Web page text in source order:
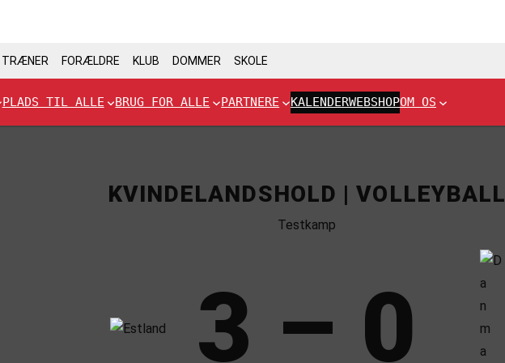
TRÆNER FORÆLDRE KLUB DOMMER SKOLE
PLADS TIL ALLE BRUG FOR ALLE PARTNERE KALENDERWEBSHOPOM OS
KVINDELANDSHOLD | VOLLEYBALL
Testkamp
3 – 0